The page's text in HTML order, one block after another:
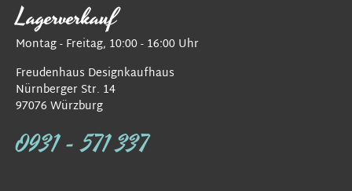
Lagerverkauf
Montag - Freitag, 10:00 - 16:00 Uhr
Freudenhaus Designkaufhaus
Nürnberger Str. 14
97076 Würzburg
0931 - 571 337